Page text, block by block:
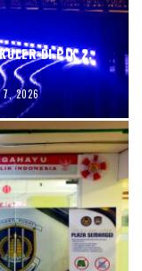
DI PIK 2,
7, 2026